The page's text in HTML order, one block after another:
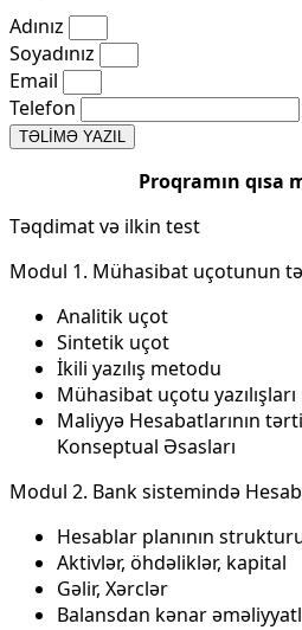
Adınız
Soyadınız
Email
Telefon
TƏLİMƏ YAZIL
Proqramın qısa
Təqdimat və ilkin test
Modul 1. Mühasibat uçotunun
Analitik uçot
Sintetik uçot
İkili yazılış metodu
Mühasibat uçotu yazılışları
Maliyyə Hesabatlarının
Konseptual Əsasları
Modul 2. Bank sistemində
Hesablar planının
Aktivlər, öhdəliklər, kapital
Gəlir, Xərclər
Balansdan kənar